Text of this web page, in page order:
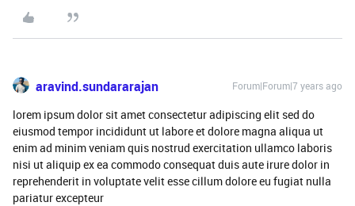
aravind.sundararajan Forum|Forum|7 years ago
lorem ipsum dolor sit amet consectetur adipiscing elit sed do
eiusmod tempor incididunt ut labore et dolore magna aliqua ut
enim ad minim veniam quis nostrud exercitation ullamco laboris
nisi ut aliquip ex ea commodo consequat duis aute irure dolor in
reprehenderit in voluptate velit esse cillum dolore eu fugiat nulla
pariatur excepteur